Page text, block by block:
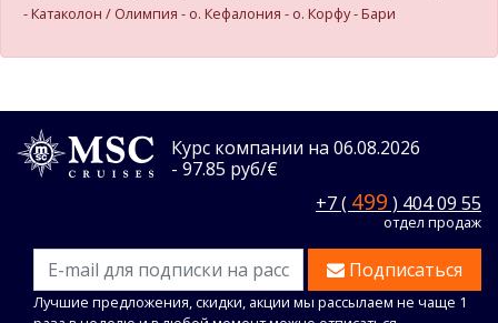
- Катаколон / Олимпия - о. Кефалония - о. Корфу - Бари
Курс компании на 06.08.2026
- 97.85 руб/€
+7 ( 499 ) 404 09 55
отдел продаж
Подписаться
Лучшие предложения, скидки, акции мы рассылаем не чаще 1